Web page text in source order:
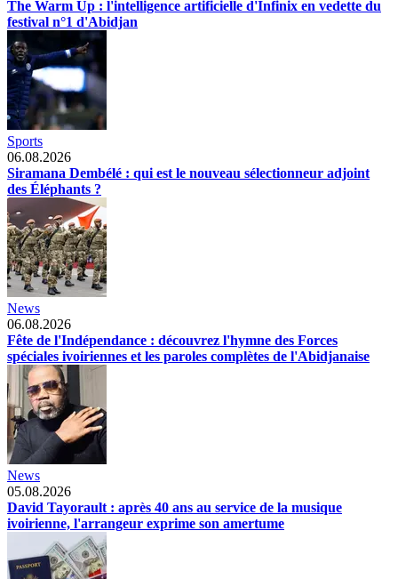
The Warm Up : l'intelligence artificielle d'Infinix en vedette du
festival n°1 d'Abidjan
Sports
06.08.2026
Siramana Dembélé : qui est le nouveau sélectionneur adjoint
des Éléphants ?
News
06.08.2026
Fête de l'Indépendance : découvrez l'hymne des Forces
spéciales ivoiriennes et les paroles complètes de l'Abidjanaise
News
05.08.2026
David Tayorault : après 40 ans au service de la musique
ivoirienne, l'arrangeur exprime son amertume